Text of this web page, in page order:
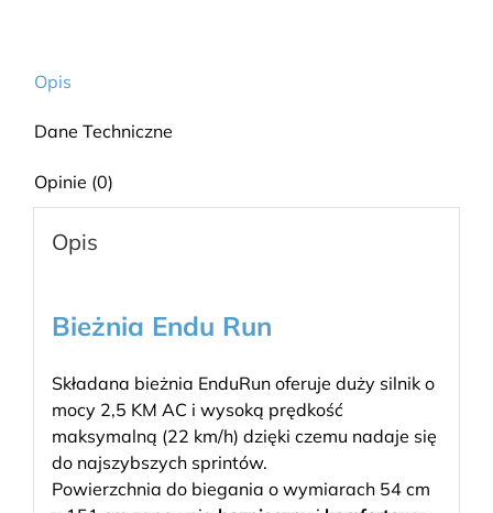
Opis
Dane Techniczne
Opinie (0)
Opis
Bieżnia Endu Run
Składana bieżnia EnduRun oferuje duży silnik o
mocy 2,5 KM AC i wysoką prędkość
maksymalną (22 km/h) dzięki czemu nadaje się
do najszybszych sprintów.
Powierzchnia do biegania o wymiarach 54 cm